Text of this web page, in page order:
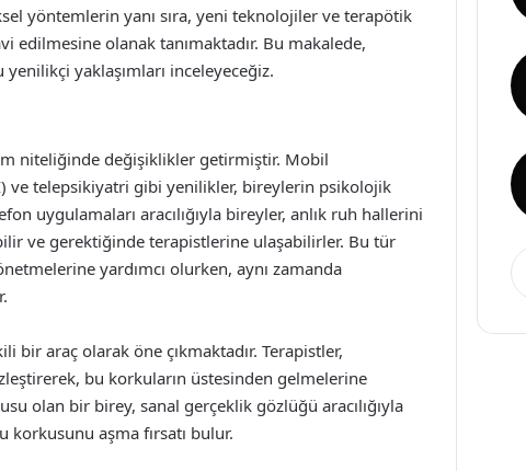
yöntemlerin yanı sıra, yeni teknolojiler ve terapötik
edilmesine olanak tanımaktadır. Bu makalede,
yaklaşımları inceleyeceğiz.
niteliğinde değişiklikler getirmiştir. Mobil
ve telepsikiyatri gibi yenilikler, bireylerin psikolojik
uygulamaları aracılığıyla bireyler, anlık ruh hallerini
ve gerektiğinde terapistlerine ulaşabilirler. Bu tür
yardımcı olurken, aynı zamanda
araç olarak öne çıkmaktadır. Terapistler,
bu korkuların üstesinden gelmelerine
olan bir birey, sanal gerçeklik gözlüğü aracılığıyla
aşma fırsatı bulur.